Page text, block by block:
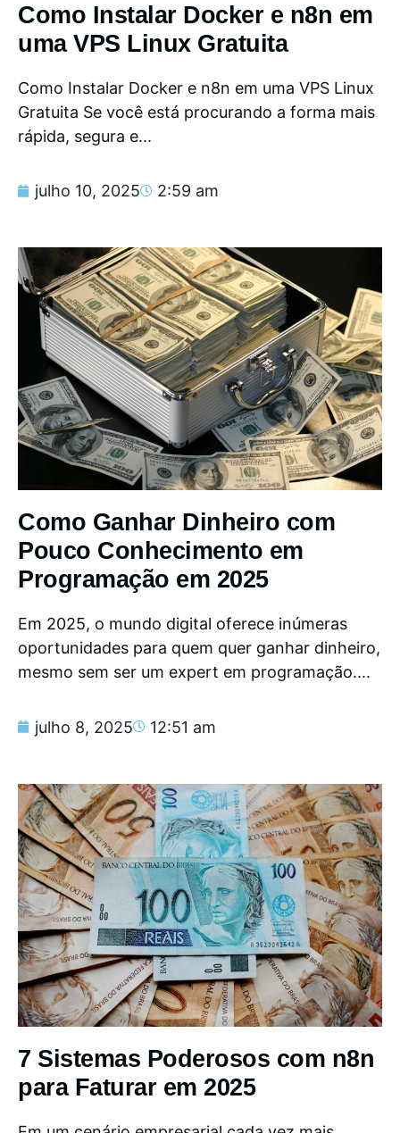
Como Instalar Docker e n8n em
uma VPS Linux Gratuita
Como Instalar Docker e n8n em uma VPS Linux
Gratuita Se você está procurando a forma mais
rápida, segura e...
julho 10, 2025 2:59 am
Como Ganhar Dinheiro com
Pouco Conhecimento em
Programação em 2025
Em 2025, o mundo digital oferece inúmeras
oportunidades para quem quer ganhar dinheiro,
mesmo sem ser um expert em programação....
julho 8, 2025 12:51 am
7 Sistemas Poderosos com n8n
para Faturar em 2025